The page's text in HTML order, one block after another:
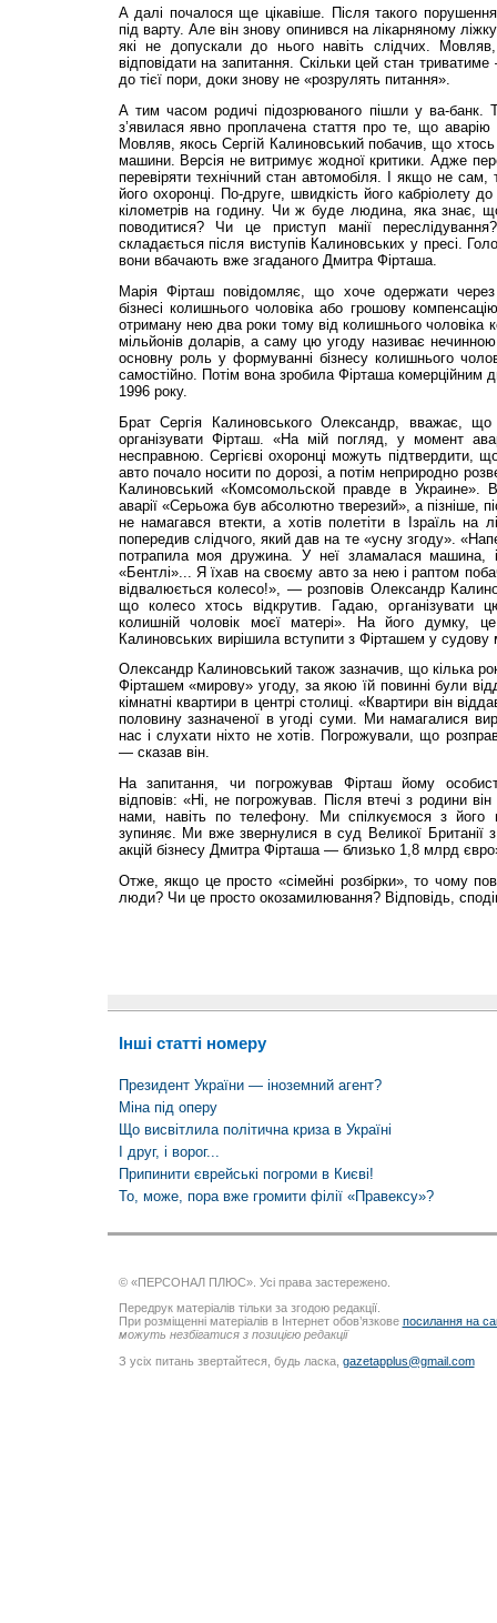
А далі почалося ще цікавіше. Після такого
під варту. Але він знову опинився на лікарняному
які не допускали до нього навіть слідчих.
відповідати на запитання. Скільки цей стан
до тієї пори, доки знову не «розрулять питання».
А тим часом родичі підозрюваного пішли у ва-банк.
з’явилася явно проплачена стаття про те, що аварію
Мовляв, якось Сергій Калиновський побачив, що хтось
машини. Версія не витримує жодної критики. Адже
перевіряти технічний стан автомобіля. І якщо не
його охоронці. По-друге, швидкість його кабріолету
кілометрів на годину. Чи ж буде людина, яка знає,
поводитися? Чи це приступ манії
складається після виступів Калиновських у пресі.
вони вбачають вже згаданого Дмитра Фірташа.
Марія Фірташ повідомляє, що хоче одержати
бізнесі колишнього чоловіка або грошову
отриману нею два роки тому від колишнього чоловіка
мільйонів доларів, а саму цю угоду називає
основну роль у формуванні бізнесу колишнього
самостійно. Потім вона зробила Фірташа комерційним
1996 року.
Брат Сергія Калиновського Олександр, вважає,
організувати Фірташ. «На мій погляд, у момент
несправною. Сергієві охоронці можуть підтвердити,
авто почало носити по дорозі, а потім неприродно
Калиновський «Комсомольской правде в Украине».
аварії «Серьожа був абсолютно тверезий», а пізніше,
не намагався втекти, а хотів полетіти в Ізраїль на
попередив слідчого, який дав на те «усну згоду».
потрапила моя дружина. У неї зламалася машина,
«Бентлі»... Я їхав на своєму авто за нею і раптом
відвалюється колесо!», — розповів Олександр
що колесо хтось відкрутив. Гадаю, організувати
колишній чоловік моєї матері». На його думку,
Калиновських вирішила вступити з Фірташем у судову
Олександр Калиновський також зазначив, що кілька
Фірташем «мирову» угоду, за якою їй повинні були
кімнатні квартири в центрі столиці. «Квартири він
половину зазначеної в угоді суми. Ми намагалися
нас і слухати ніхто не хотів. Погрожували, що
— сказав він.
На запитання, чи погрожував Фірташ йому
відповів: «Ні, не погрожував. Після втечі з родини
нами, навіть по телефону. Ми спілкуємося з
зупиняє. Ми вже звернулися в суд Великої Британії
акцій бізнесу Дмитра Фірташа — близько 1,8 млрд
Отже, якщо це просто «сімейні розбірки», то чому
люди? Чи це просто окозамилювання? Відповідь,
Інші статті номеру
Президент України — іноземний агент?
Міна під оперу
Що висвітлила політична криза в Україні
І друг, і ворог...
Припинити єврейські погроми в Києві!
То, може, пора вже громити філії «Правексу»?
© «ПЕРСОНАЛ ПЛЮС». Усі права застережено.
Передрук матеріалів тільки за згодою редакції.
При розміщенні матеріалів в Інтернет обов’язкове посилання на
можуть незбігатися з позицією редакції
З усіх питань звертайтеся, будь ласка, gazetapplus@gmail.com